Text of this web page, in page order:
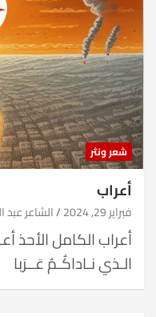
شعر ونثر
أعراب
فبراير 29, 2024 الشاعر عبد
أعراب الكامل الأحذ
الـذي نـاداكُـمُ عَــرَبا